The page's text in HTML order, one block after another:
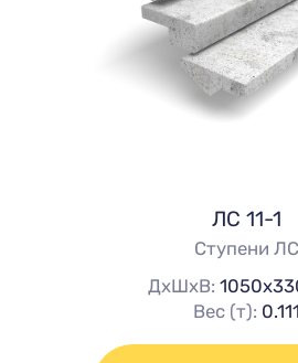
ЛС 11-1
Ступени ЛС
ДхШхВ:
Вес (т): 0.111